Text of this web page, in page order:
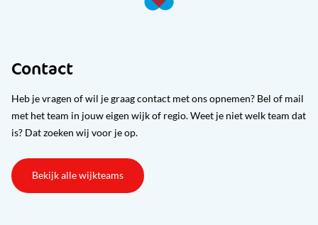
Contact
Heb je vragen of wil je graag contact met ons opnemen? Bel of mail
met het team in jouw eigen wijk of regio. Weet je niet welk team dat
is? Dat zoeken wij voor je op.
Bekijk alle wijkteams